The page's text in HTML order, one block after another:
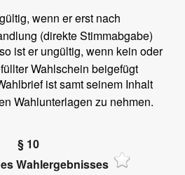
wenn er erst nach
(direkte Stimmabgabe)
ist er ungültig, wenn kein oder
Wahlschein beigefügt
ist samt seinem Inhalt
Wahlunterlagen zu nehmen.
§ 10
Wahlergebnisses